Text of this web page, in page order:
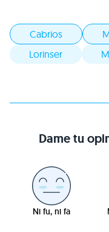
Cabrios
Lorinser
Dame tu
Ni fu, ni fa